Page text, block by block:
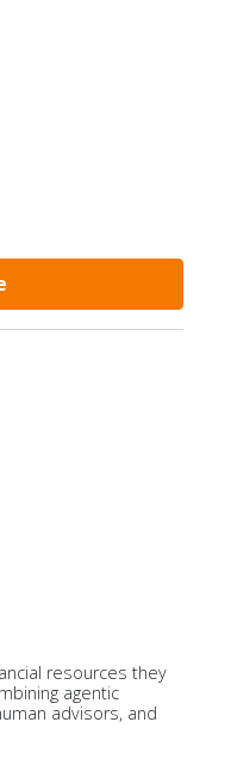
resources they
agentic
advisors, and